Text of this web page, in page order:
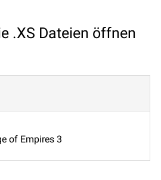
.XS Dateien öffnen
of Empires 3